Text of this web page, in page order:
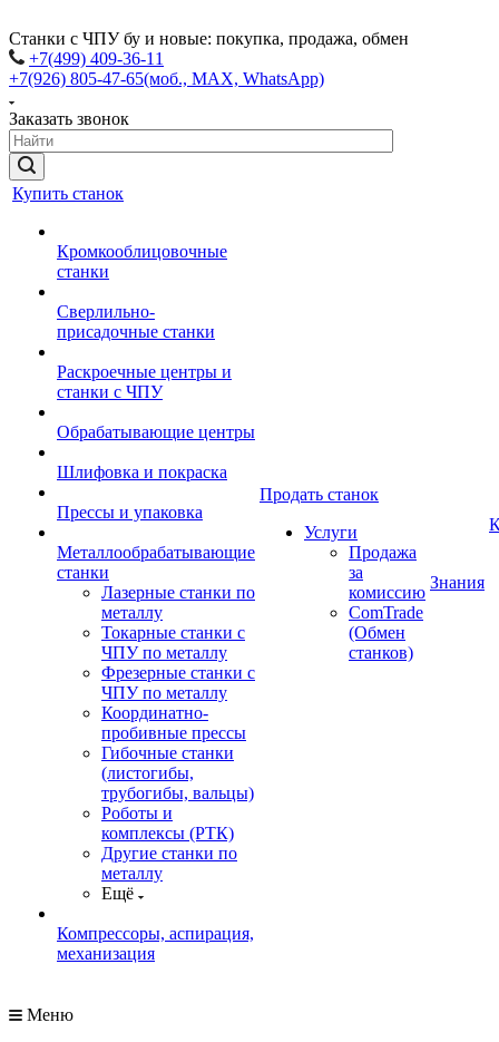
Станки с ЧПУ бу и новые: покупка, продажа, обмен
+7(499) 409-36-11
+7(926) 805-47-65(моб., MAX, WhatsApp)
Заказать звонок
Купить станок
Кромкооблицовочные
станки
Сверлильно-
присадочные станки
Раскроечные центры и
станки с ЧПУ
Обрабатывающие центры
Шлифовка и покраска
Прессы и упаковка
Металлообрабатывающие
станки
Лазерные станки по
металлу
Токарные станки с
ЧПУ по металлу
Фрезерные станки с
ЧПУ по металлу
Координатно-
пробивные прессы
Гибочные станки
(листогибы,
трубогибы, вальцы)
Роботы и
комплексы (РТК)
Другие станки по
металлу
Ещё
Компрессоры, аспирация,
механизация
Продать станок
Услуги
Продажа
за
комиссию
ComTrade
(Обмен
станков)
Знания
Меню